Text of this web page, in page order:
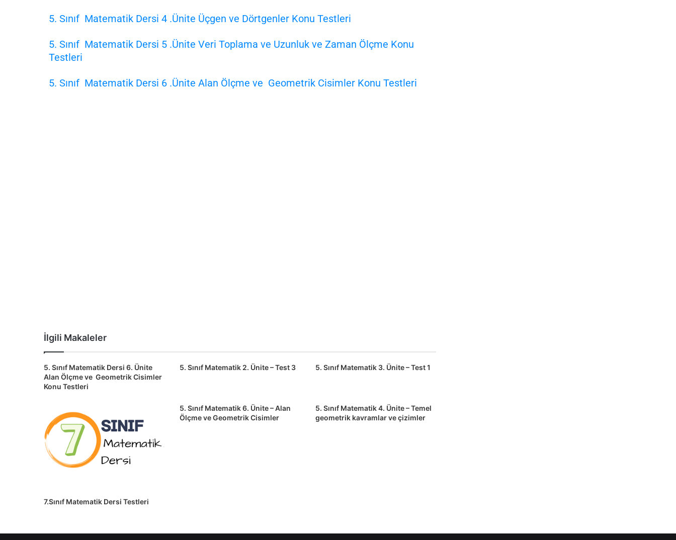
5. Sınıf Matematik Dersi 4 .Ünite Üçgen ve Dörtgenler Konu Testleri
5. Sınıf Matematik Dersi 5 .Ünite Veri Toplama ve Uzunluk ve Zaman Ölçme Konu
Testleri
5. Sınıf Matematik Dersi 6 .Ünite Alan Ölçme ve Geometrik Cisimler Konu Testleri
İlgili Makaleler
5. Sınıf Matematik Dersi 6. Ünite
Alan Ölçme ve Geometrik Cisimler
Konu Testleri
5. Sınıf Matematik 2. Ünite – Test 3 5. Sınıf Matematik 3. Ünite – Test 1
7.Sınıf Matematik Dersi Testleri
5. Sınıf Matematik 6. Ünite – Alan
Ölçme ve Geometrik Cisimler
5. Sınıf Matematik 4. Ünite – Temel
geometrik kavramlar ve çizimler